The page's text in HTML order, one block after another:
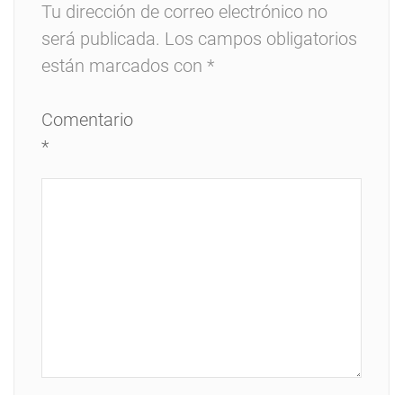
Tu dirección de correo electrónico no
será publicada. Los campos obligatorios
están marcados con *
Comentario
*